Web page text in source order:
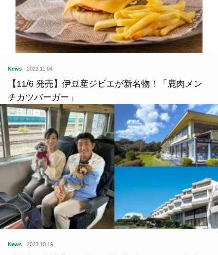
News 2023.11.04
【11/6 発売】伊豆産ジビエが新名物！「鹿肉メン
チカツバーガー」
News 2023.10.19